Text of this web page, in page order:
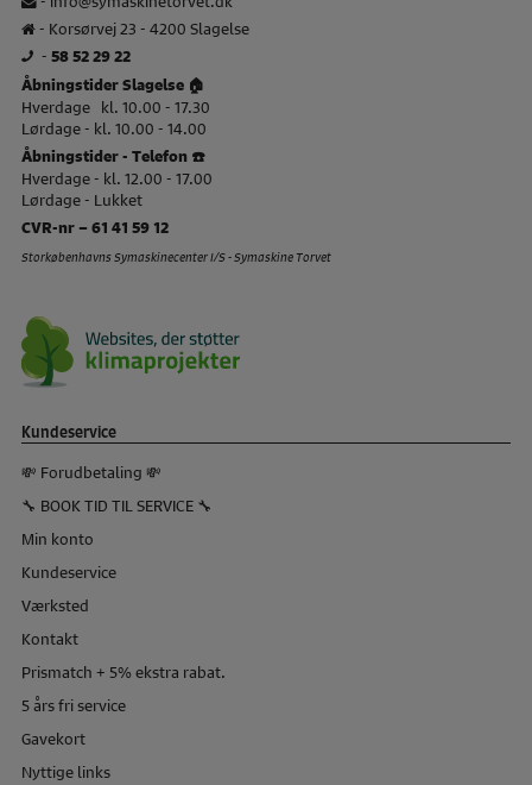
- Korsørvej 23 - 4200 Slagelse
- 58 52 29 22
Åbningstider Slagelse 🏠
Hverdage kl. 10.00 - 17.30
Lørdage - kl. 10.00 - 14.00
Åbningstider - Telefon ☎️
Hverdage - kl. 12.00 - 17.00
Lørdage - Lukket
CVR-nr – 61 41 59 12
Storkøbenhavns Symaskinecenter I/S - Symaskine Torvet
Kundeservice
💸 Forudbetaling 💸
🔧 BOOK TID TIL SERVICE 🔧
Min konto
Kundeservice
Værksted
Kontakt
Prismatch + 5% ekstra rabat.
5 års fri service
Gavekort
Nyttige links